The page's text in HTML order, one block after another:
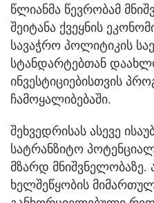
წლიანმა წევრობამ
შეიტანა ქვეყნის
სავაჭრო პოლიტიკის
სტანდარტებთან
ინვესტიციებისთვის
ჩამოყალიბებაში.
შეხვედრისას ასევე
სატრანზიტო
მზარდ მნიშვნელობაზე.
ხელშეწყობის